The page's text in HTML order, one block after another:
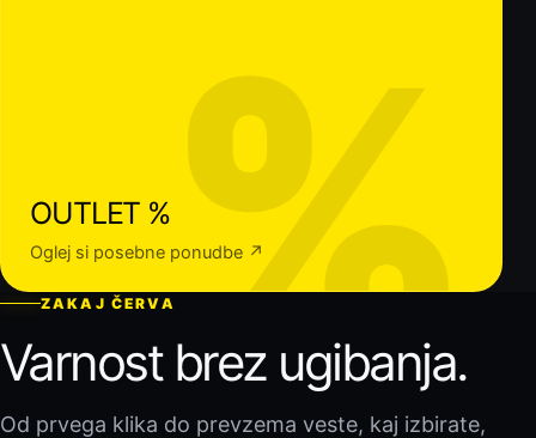
%
OUTLET %
Oglej si posebne ponudbe ↗
ZAKAJ ČERVA
Varnost brez ugibanja.
Od prvega klika do prevzema veste, kaj izbirate,